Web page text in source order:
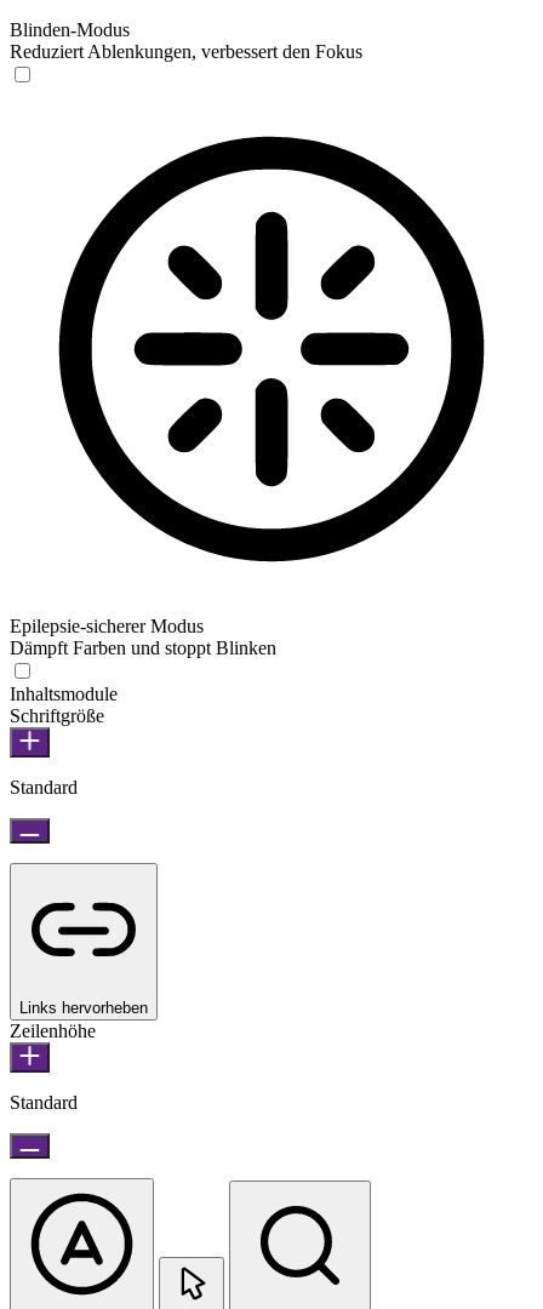
Blinden-Modus
Reduziert Ablenkungen, verbessert den Fokus
Epilepsie-sicherer Modus
Dämpft Farben und stoppt Blinken
Inhaltsmodule
Schriftgröße
Standard
Links hervorheben
Zeilenhöhe
Standard